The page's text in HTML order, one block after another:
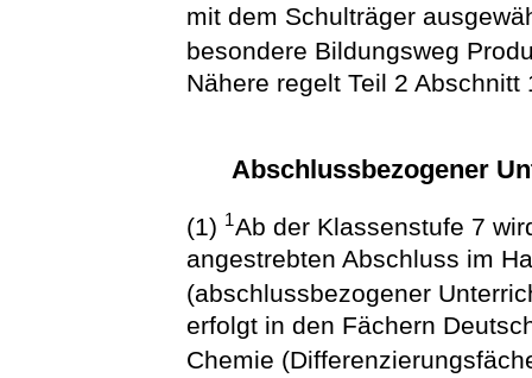
mit dem Schulträger
besondere Bildungsweg
Nähere regelt Teil 2 Abschnitt
Abschlussbezogener
(1) 1Ab der Klassenstufe 7
angestrebten Abschluss im
(abschlussbezogener
erfolgt in den Fächern
Chemie